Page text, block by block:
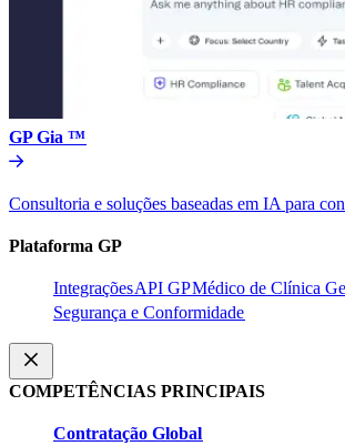
GP Gia ™​​
Consultoria e soluções baseadas em IA para
Plataforma GP​​
Integrações​​API GP​​Médico de Clínica
Segurança e Conformidade​​
COMPETÊNCIAS PRINCIPAIS​​
Contratação Global​​